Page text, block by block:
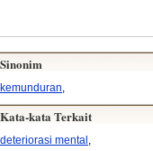
Sinonim
kemunduran
Kata-kata Terkait
deteriorasi mental ,